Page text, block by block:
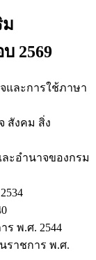
ม
2569
และการใช้ภาษา
สังคม สิ่ง
ะอำนาจของกรม
ร พ.ศ. 2544
ราชการ พ.ศ.